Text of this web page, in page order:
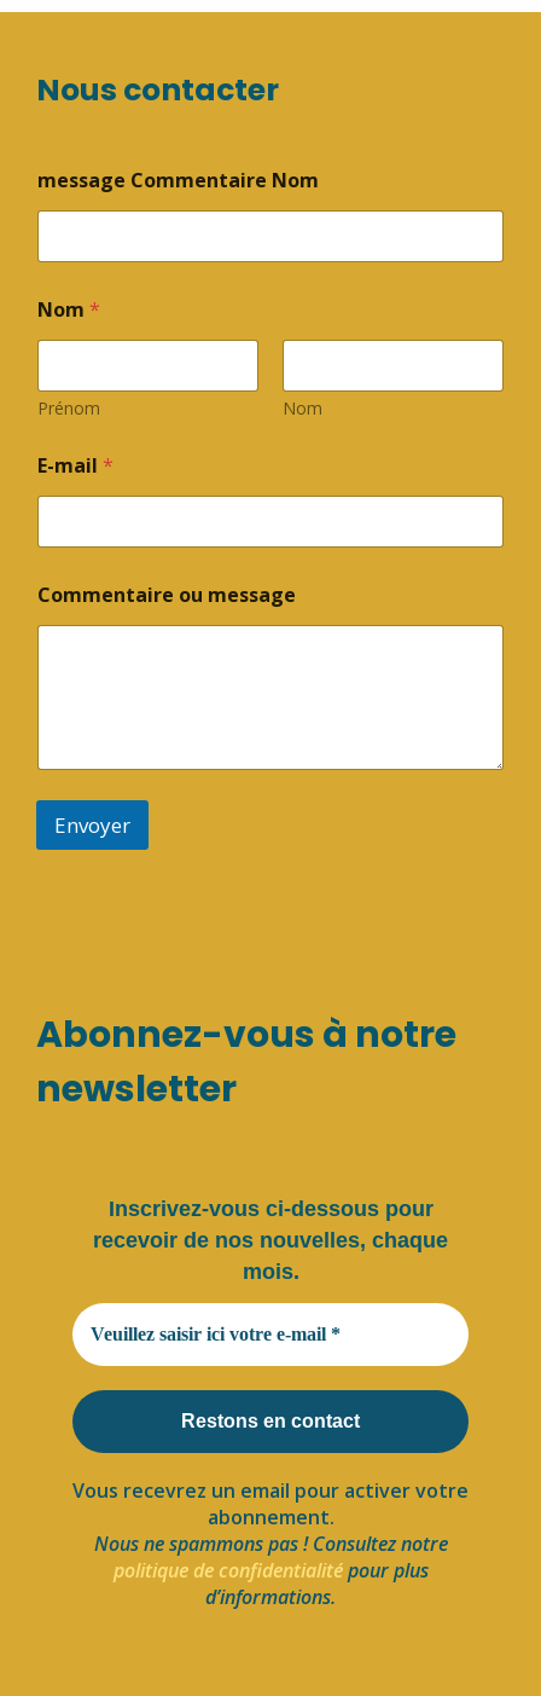
Nous contacter
message Commentaire Nom
Nom *
Prénom Nom
E-mail *
Commentaire ou message
Envoyer
Abonnez-vous à notre
newsletter
Inscrivez-vous ci-dessous pour
recevoir de nos nouvelles, chaque
mois.
Vous recevrez un email pour activer votre
abonnement.
Nous ne spammons pas ! Consultez notre
politique de confidentialitépour plus
d’informations.